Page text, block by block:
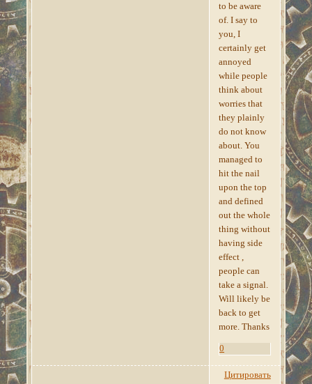
to be aware
of. I say to
you, I
certainly get
annoyed
while people
think about
worries that
they plainly
do not know
about. You
managed to
hit the nail
upon the top
and defined
out the whole
thing without
having side
effect ,
people can
take a signal.
Will likely be
back to get
more. Thanks
0
Цитировать